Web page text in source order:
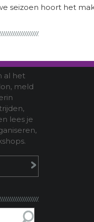
seizoen hoort het
al het
meld
lees je